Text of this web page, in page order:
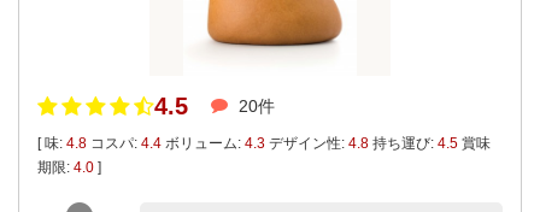
4.5 20件
[ 味: 4.8 コスパ: 4.4 ボリューム: 4.3 デザイン性: 4.8 持ち運び: 4.5 賞味
期限: 4.0 ]